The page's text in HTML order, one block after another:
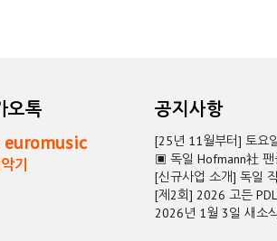
오톡
euromusic
기
공지사
[25년 11월부터] 토요
▣ 독일 Hofmann社 팬
[신규사업 소개] 독일
[제2회] 2026 고든
2026년 1월 3일 새소식